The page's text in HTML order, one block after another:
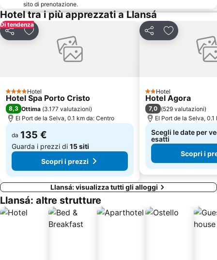
Espace Aquatique
Sa Riera
Marina de Empuriabrava
Casa Museo Salvador Dalí
Côte Vermeille
La promenade du front de mer
Marina Princess
Casa Museo Castillo Gala Dalí - Púbol
Mercado semanal
La Ciutadella
de Banyuls
Portlligat
Cala Montjoi
Cala Rostella
sito di prenotazione.
Hotel tra i più apprezzati a Llansá
Di tendenza
CondividiAggiungi ai preferiti
4 StelleHotel
Hotel Spa Porto Cristo
8,3 Ottima (3.177 valutazioni)
El Port de la Selva, 0.1 km da: Centro
da 135 €
Guarda i prezzi di 15 siti
Scopri i prezzi
CondividiAggiungi ai
2 Stelle
Hotel
Hotel Agora
7,0 (529 valutazioni)
El Port de la Selva,
Scegli le date per
esatti
Scopri i
Llansá: visualizza tutti gli alloggi
Llansá: altre strutture